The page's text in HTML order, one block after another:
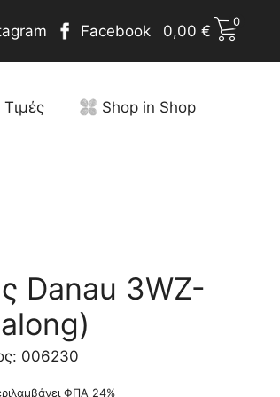
Facebook 0,00 €
0
Shop in Shop
Danau 3WZ-
006230
ΦΠΑ 24%